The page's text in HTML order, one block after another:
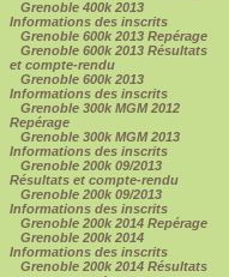
Grenoble 400k 2013
Informations des inscrits
Grenoble 600k 2013 Repérage
Grenoble 600k 2013 Résultats
et compte-rendu
Grenoble 600k 2013
Informations des inscrits
Grenoble 300k MGM 2012
Repérage
Grenoble 300k MGM 2013
Informations des inscrits
Grenoble 200k 09/2013
Résultats et compte-rendu
Grenoble 200k 09/2013
Informations des inscrits
Grenoble 200k 2014 Repérage
Grenoble 200k 2014
Informations des inscrits
Grenoble 200k 2014 Résultats